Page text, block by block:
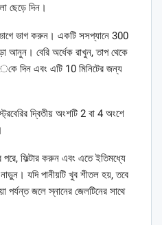
ছেড়ে দিন।
ভাগ করুন। একটি সসপ্যানে 300
বেরি অর্ধেক রাখুন, তাপ থেকে
দিন এবং এটি 10 ​​মিনিটের জন্য
দ্বিতীয় অংশটি 2 বা 4 অংশে
পরে, ফিল্টার করুন এবং এতে ইতিমধ্যে
যদি পানীয়টি খুব শীতল হয়, তবে
পর্যন্ত জলে স্নানের জেলটিনের সাথে